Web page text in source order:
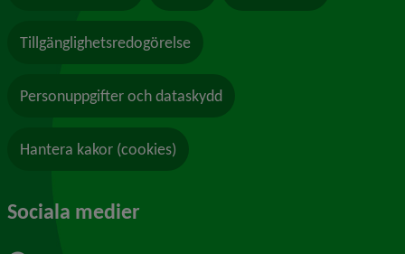
Tillgänglighetsredogörelse
Personuppgifter och dataskydd
Hantera kakor (cookies)
Sociala medier